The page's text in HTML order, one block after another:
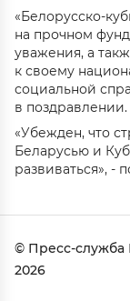
«Белорусско-
на прочном
уважения, а
к своему
социальной
в поздравлении.
«Убежден, что
Беларусью и
развиваться», -
© Пресс-служба
2026